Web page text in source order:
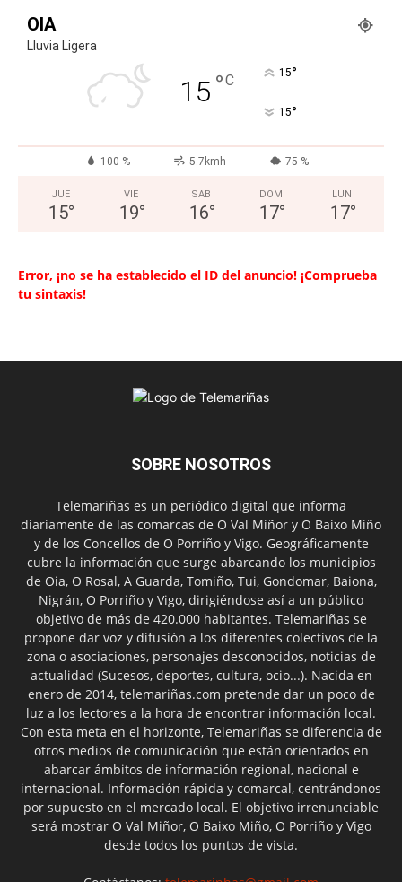
OIA
Lluvia Ligera
15 °C 15°
15°
100 % 5.7kmh 75 %
JUE
15°
VIE
19°
SAB
16°
DOM
17°
LUN
17°
Error, ¡no se ha establecido el ID del anuncio! ¡Comprueba
tu sintaxis!
SOBRE NOSOTROS
Telemariñas es un periódico digital que informa
diariamente de las comarcas de O Val Miñor y O Baixo Miño
y de los Concellos de O Porriño y Vigo. Geográficamente
cubre la información que surge abarcando los municipios
de Oia, O Rosal, A Guarda, Tomiño, Tui, Gondomar, Baiona,
Nigrán, O Porriño y Vigo, dirigiéndose así a un público
objetivo de más de 420.000 habitantes. Telemariñas se
propone dar voz y difusión a los diferentes colectivos de la
zona o asociaciones, personajes desconocidos, noticias de
actualidad (Sucesos, deportes, cultura, ocio...). Nacida en
enero de 2014, telemariñas.com pretende dar un poco de
luz a los lectores a la hora de encontrar información local.
Con esta meta en el horizonte, Telemariñas se diferencia de
otros medios de comunicación que están orientados en
abarcar ámbitos de información regional, nacional e
internacional. Información rápida y comarcal, centrándonos
por supuesto en el mercado local. El objetivo irrenunciable
será mostrar O Val Miñor, O Baixo Miño, O Porriño y Vigo
desde todos los puntos de vista.